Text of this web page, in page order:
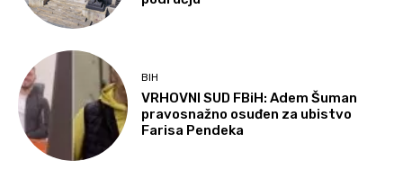
BIH
VRHOVNI SUD FBiH: Adem Šuman
pravosnažno osuđen za ubistvo
Farisa Pendeka